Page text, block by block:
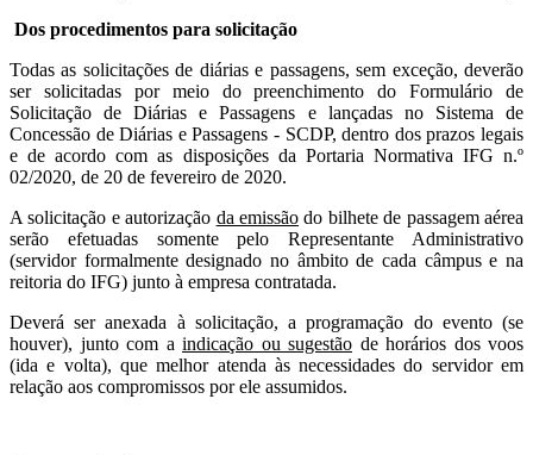
Dos procedimentos para solicitação
Todas as solicitações de diárias e passagens, sem exceção, deverão
ser solicitadas por meio do preenchimento do Formulário de
Solicitação de Diárias e Passagens e lançadas no Sistema de
Concessão de Diárias e Passagens - SCDP, dentro dos prazos legais
e de acordo com as disposições da Portaria Normativa IFG n.º
02/2020, de 20 de fevereiro de 2020.
A solicitação e autorização da emissão do bilhete de passagem aérea
serão efetuadas somente pelo Representante Administrativo
(servidor formalmente designado no âmbito de cada câmpus e na
reitoria do IFG) junto à empresa contratada.
Deverá ser anexada à solicitação, a programação do evento (se
houver), junto com a indicação ou sugestão de horários dos voos
(ida e volta), que melhor atenda às necessidades do servidor em
relação aos compromissos por ele assumidos.